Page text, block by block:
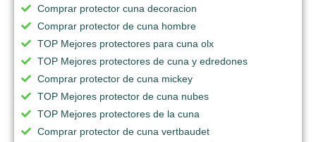
Comprar protector cuna decoracion
Comprar protector de cuna hombre
TOP Mejores protectores para cuna olx
TOP Mejores protectores de cuna y edredones
Comprar protector de cuna mickey
TOP Mejores protector de cuna nubes
TOP Mejores protectores de la cuna
Comprar protector de cuna vertbaudet